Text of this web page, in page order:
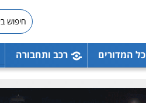
כל המדורים רכב ותחבורה